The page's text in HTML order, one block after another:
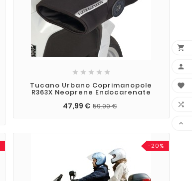
    
Tucano Urbano Coprimanopole
R363X Neoprene Endocarenate
47,99 € 59,99 €
-20%




